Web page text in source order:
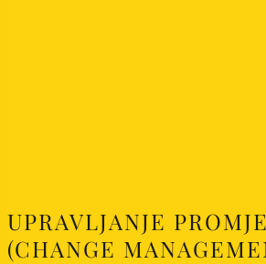
UPRAVLJANJE
(CHANGE